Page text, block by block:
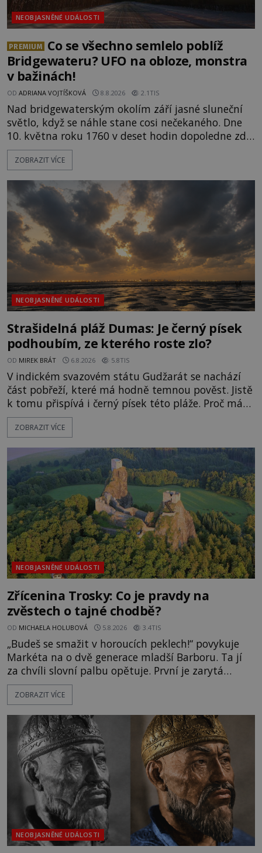
NEOBJASNĚNÉ UDÁLOSTI
PREMIUM
Co se všechno semlelo poblíž
Bridgewateru? UFO na obloze, monstra
v bažinách!
OD ADRIANA VOJTÍŠKOVÁ 8.8.2026 2.1TIS
Nad bridgewaterským okolím září jasné sluneční
světlo, když se náhle stane cosi nečekaného. Dne
10. května roku 1760 v deset hodin dopoledne zde
dojde k vůbec prvnímu historicky doloženému
přeletu UFO. Podle záznamů vyzařuje takové
jen o nějaký optický klam, nebo se zde skutečně
právě vznáší mimozemská loď
ZOBRAZIT VÍCE
NEOBJASNĚNÉ UDÁLOSTI
Strašidelná pláž Dumas: Je černý písek
podhoubím, ze kterého roste zlo?
OD MIREK BRÁT 6.8.2026 5.8TIS
V indickém svazovém státu Gudžarát se nachází
část pobřeží, které má hodně temnou pověst. Jistě
k tomu přispívá i černý písek této pláže. Proč má
pláž takové netypické zbarvení? Nakolik jsou
pravdivé historky, že zde došlo k nevysvětlitelným
následovat. Vstupujeme na pláž Dumas ve městě
Surat. Gu
ZOBRAZIT VÍCE
NEOBJASNĚNÉ UDÁLOSTI
Zřícenina Trosky: Co je pravdy na
zvěstech o tajné chodbě?
OD MICHAELA HOLUBOVÁ 5.8.2026 3.4TIS
„Budeš se smažit v horoucích peklech!“ povykuje
Markéta na o dvě generace mladší Barboru. Ta jí
za chvíli slovní palbu opětuje. První je zarytá
katolička, druhá přesvědčená kališnice. A každá z
nich se usídlí na jedné z věží slavného hradu
mezi vůdce protihusitského boje. Za manželku má
skutečně jistou
ZOBRAZIT VÍCE
NEOBJASNĚNÉ UDÁLOSTI